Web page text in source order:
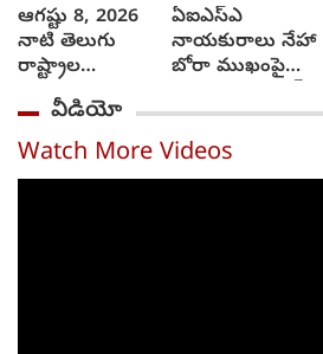
ఆగష్టు 8, 2026
నాటి తెలుగు
రాష్ట్రాల
వాతావరణ సూచన
ఎలా వుందంటే..?
ఏఐఎస్ఎ
నాయకురాలు నేహా
బోరా ముఖంపై
మంతర్ కాదంటూ...
వీడియో
Watch More Videos